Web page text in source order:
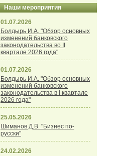
Наши мероприятия
01.07.2026
Болдырь И.А. "Обзор основных
изменений банковского
законодательства во II
квартале 2026 года"
01.07.2026
Болдырь И.А. "Обзор основных
изменений банковского
законодательства в I квартале
2026 года"
25.05.2026
Шиманов Д.В. "Бизнес по-
русски"
24.02.2026